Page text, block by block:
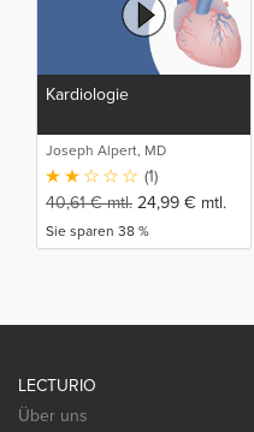
Kardiologie
Joseph Alpert, MD
(1)
40,61€mtl. 24,99 € mtl.
Sie sparen 38 %
LECTURIO
Über uns